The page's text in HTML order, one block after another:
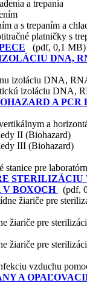
a trepania
a s trepaním a
platničky s
(pdf, 0,1 MB)
DNA,
izoláciu DNA,
izoláciu DNA,
A PCR
a
II (Biohazard)
III (Biohazard)
stanice pre
STERILIZÁCIU
V BOXOCH
(pdf,
žiariče pre
žiariče pre
žiariče pre
vzduchu
A